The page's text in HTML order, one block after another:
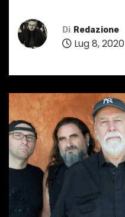
Di Redazione
Lug 8, 2020